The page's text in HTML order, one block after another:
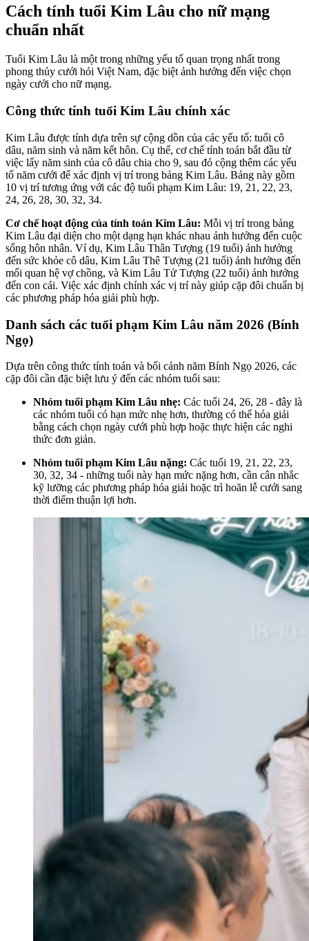
Cách tính tuổi Kim Lâu cho nữ mạng
chuẩn nhất
Tuổi Kim Lâu là một trong những yếu tố quan trọng nhất trong
phong thủy cưới hỏi Việt Nam, đặc biệt ảnh hưởng đến việc chọn
ngày cưới cho nữ mạng.
Công thức tính tuổi Kim Lâu chính xác
Kim Lâu được tính dựa trên sự cộng dồn của các yếu tố: tuổi cô
dâu, năm sinh và năm kết hôn. Cụ thể, cơ chế tính toán bắt đầu từ
việc lấy năm sinh của cô dâu chia cho 9, sau đó cộng thêm các yếu
tố năm cưới để xác định vị trí trong bảng Kim Lâu. Bảng này gồm
10 vị trí tương ứng với các độ tuổi phạm Kim Lâu: 19, 21, 22, 23,
24, 26, 28, 30, 32, 34.
Cơ chế hoạt động của tính toán Kim Lâu: Mỗi vị trí trong bảng
Kim Lâu đại diện cho một dạng hạn khác nhau ảnh hưởng đến cuộc
sống hôn nhân. Ví dụ, Kim Lâu Thân Tượng (19 tuổi) ảnh hưởng
đến sức khỏe cô dâu, Kim Lâu Thê Tượng (21 tuổi) ảnh hưởng đến
mối quan hệ vợ chồng, và Kim Lâu Tử Tượng (22 tuổi) ảnh hưởng
đến con cái. Việc xác định chính xác vị trí này giúp cặp đôi chuẩn bị
các phương pháp hóa giải phù hợp.
Danh sách các tuổi phạm Kim Lâu năm 2026 (Bính
Ngọ)
Dựa trên công thức tính toán và bối cảnh năm Bính Ngọ 2026, các
cặp đôi cần đặc biệt lưu ý đến các nhóm tuổi sau:
Nhóm tuổi phạm Kim Lâu nhẹ: Các tuổi 24, 26, 28 - đây là
các nhóm tuổi có hạn mức nhẹ hơn, thường có thể hóa giải
bằng cách chọn ngày cưới phù hợp hoặc thực hiện các nghi
thức đơn giản.
Nhóm tuổi phạm Kim Lâu nặng: Các tuổi 19, 21, 22, 23,
30, 32, 34 - những tuổi này hạn mức nặng hơn, cần cân nhắc
kỹ lưỡng các phương pháp hóa giải hoặc trì hoãn lễ cưới sang
thời điểm thuận lợi hơn.